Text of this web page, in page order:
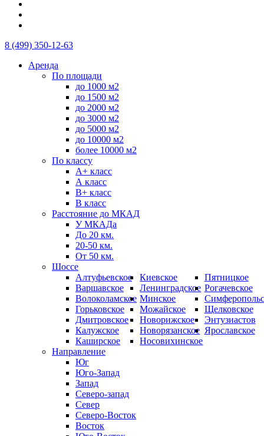
8 (499) 350-12-63
Аренда
По площади
до 1000 м2
до 1500 м2
до 2000 м2
до 3000 м2
до 5000 м2
до 10000 м2
более 10000 м2
По классу
А+ класс
А класс
B+ класс
В класс
Расстояние до МКАД
У МКАДа
До 20 км.
20-50 км.
От 50 км.
Шоссе
Алтуфьевское
Варшавское
Волоколамское
Горьковское
Дмитровское
Калужское
Каширское
Киевское
Ленинградское
Минское
Можайское
Новорижское
Новорязанское
Носовихинское
Пятницкое
Рогачевское
Щелковское
Энтузиастов
Ярославское
Направление
Юг
Юго-Запад
Запад
Северо-запад
Север
Северо-Восток
Восток